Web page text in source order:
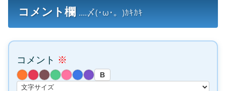
コメント欄 ....〆(･ω･。)ｶｷｶｷ
コメント ※
B